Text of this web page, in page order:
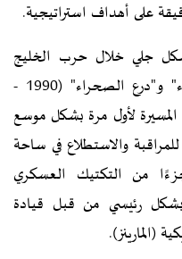
على أهداف استراتيجية.
جلي خلال حرب الخليج
الثانية في عمليتَيْ "عاصفة الصحراء" و"درع الصحراء" (1990 -
المسيرة لأول مرة بشكل موسع
والاستطلاع في ساحة
جزءًا من التكتيك العسكري
بشكل رئيسي من قبل قيادة
(المارينز).